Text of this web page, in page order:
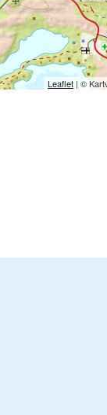
Leaflet | ©